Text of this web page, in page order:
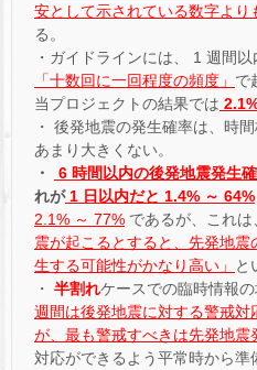
安として示されている数字より
る。
・ガイドラインには、 1 週間
「十数回に一回程度の頻度」 で
当プロジェクトの結果では
・ 後発地震の発生確率は、時
あまり大きくない。
・
6 時間以内の後発地震発生
れが1 日以内だと 1.4% ～ 64%
2.1% ～ 77% であるが、これは
震が起こるとすると、先発地
生する可能性がかなり高い」
と
・ 半割れケースでの臨時情報の
週間は後発地震に対する警戒対
が、最も警戒すべきは先発地震
対応ができるよう平常時から